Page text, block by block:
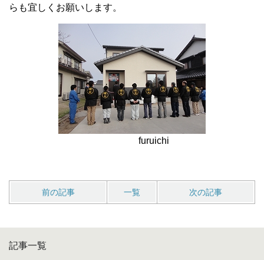
らも宜しくお願いします。
furuichi
前の記事 一覧 次の記事
記事一覧